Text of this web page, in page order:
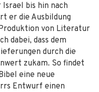
bis hin nach
er die Ausbildung
von Literatur
dabei, dass dem
durch die
zukam. So findet
eine neue
Entwurf einen